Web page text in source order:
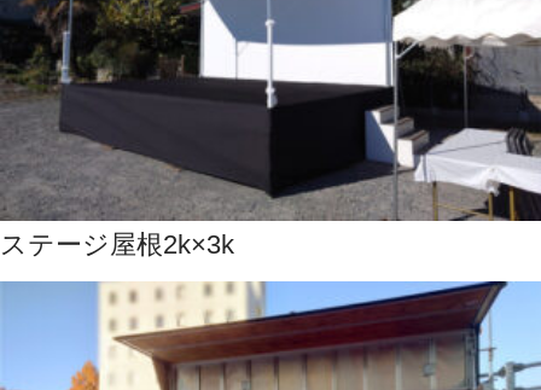
ステージ屋根2k×3k